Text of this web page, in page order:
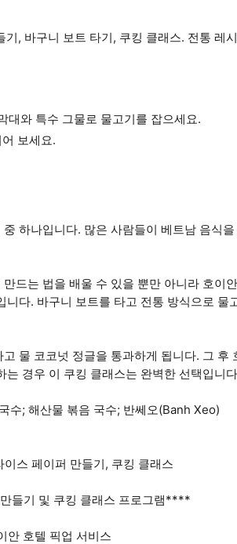
, 바구니 보트 타기, 쿠킹 클래스. 전통 레
대와 특수 그물로 물고기를 잡으세요.
보세요.
하나입니다. 많은 사람들이 베트남 음식
드는 법을 배울 수 있을 뿐만 아니라 호이
다. 바구니 보트를 타고 전통 방식으로 물
물 코코넛 정글을 통과하게 됩니다. 그 후
경우 이 쿠킹 클래스는 완벽한 선택입니
수; 해산물 볶음 국수; 반쎄오(Banh Xeo)
스 페이퍼 만들기, 쿠킹 클래스
들기 및 쿠킹 클래스 프로그램****
호텔 픽업 서비스